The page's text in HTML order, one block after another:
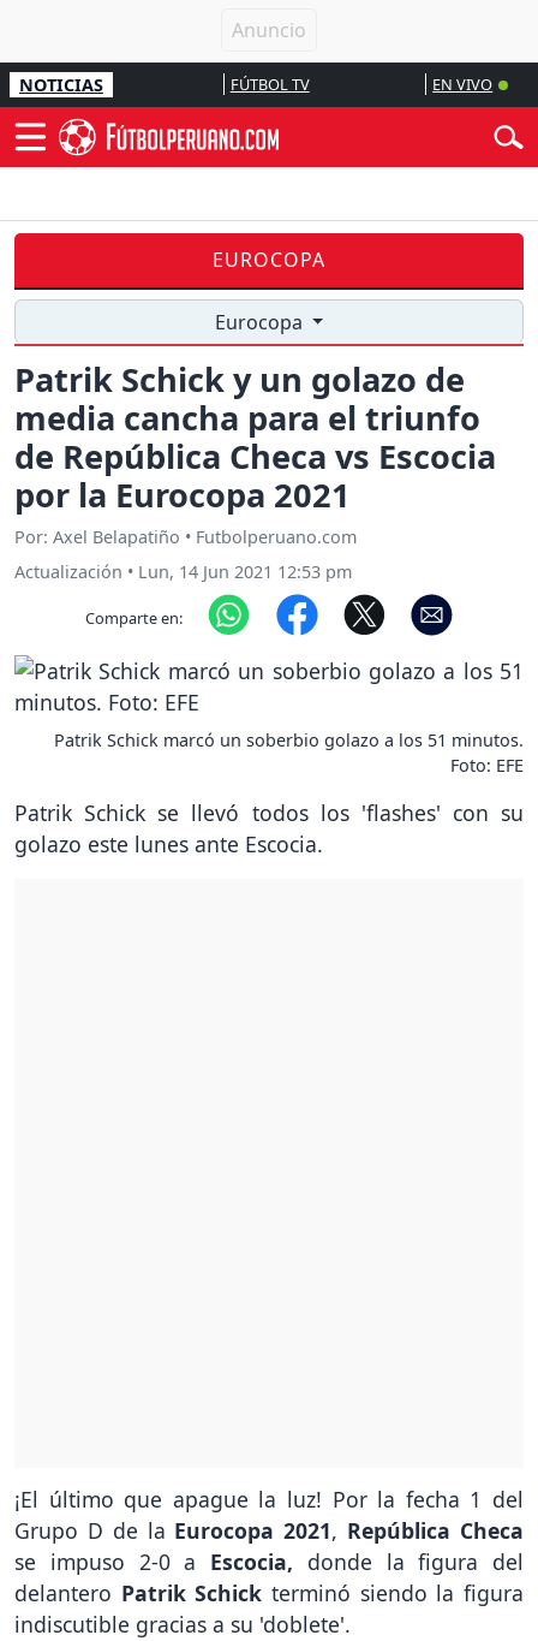
NOTICIAS FÚTBOL TV EN VIVO
EUROCOPA
Eurocopa
Patrik Schick y un golazo de
media cancha para el triunfo
de República Checa vs Escocia
por la Eurocopa 2021
Por: Axel Belapatiño • Futbolperuano.com
Actualización • Lun, 14 Jun 2021 12:53 pm
Comparte en:
Patrik Schick marcó un soberbio golazo a los 51 minutos.
Foto: EFE
Patrik Schick se llevó todos los 'flashes' con su
golazo este lunes ante Escocia.
¡El último que apague la luz! Por la fecha 1 del
Grupo D de la Eurocopa 2021, República Checa
se impuso 2-0 a Escocia, donde la figura del
delantero Patrik Schick terminó siendo la figura
indiscutible gracias a su 'doblete'.